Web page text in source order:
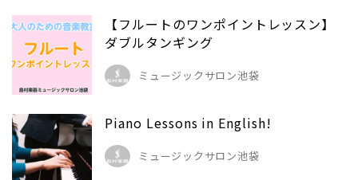
【フルートのワンポイントレッスン】
ダブルタンギング
ミュージックサロン池袋
Piano Lessons in English!
ミュージックサロン池袋